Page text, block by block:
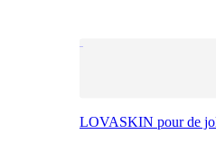
LOVASKIN pour de